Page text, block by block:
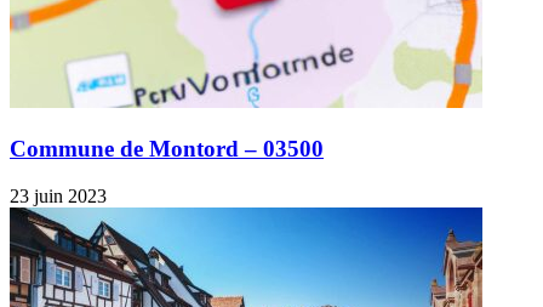
Commune de Montord – 03500
23 juin 2023